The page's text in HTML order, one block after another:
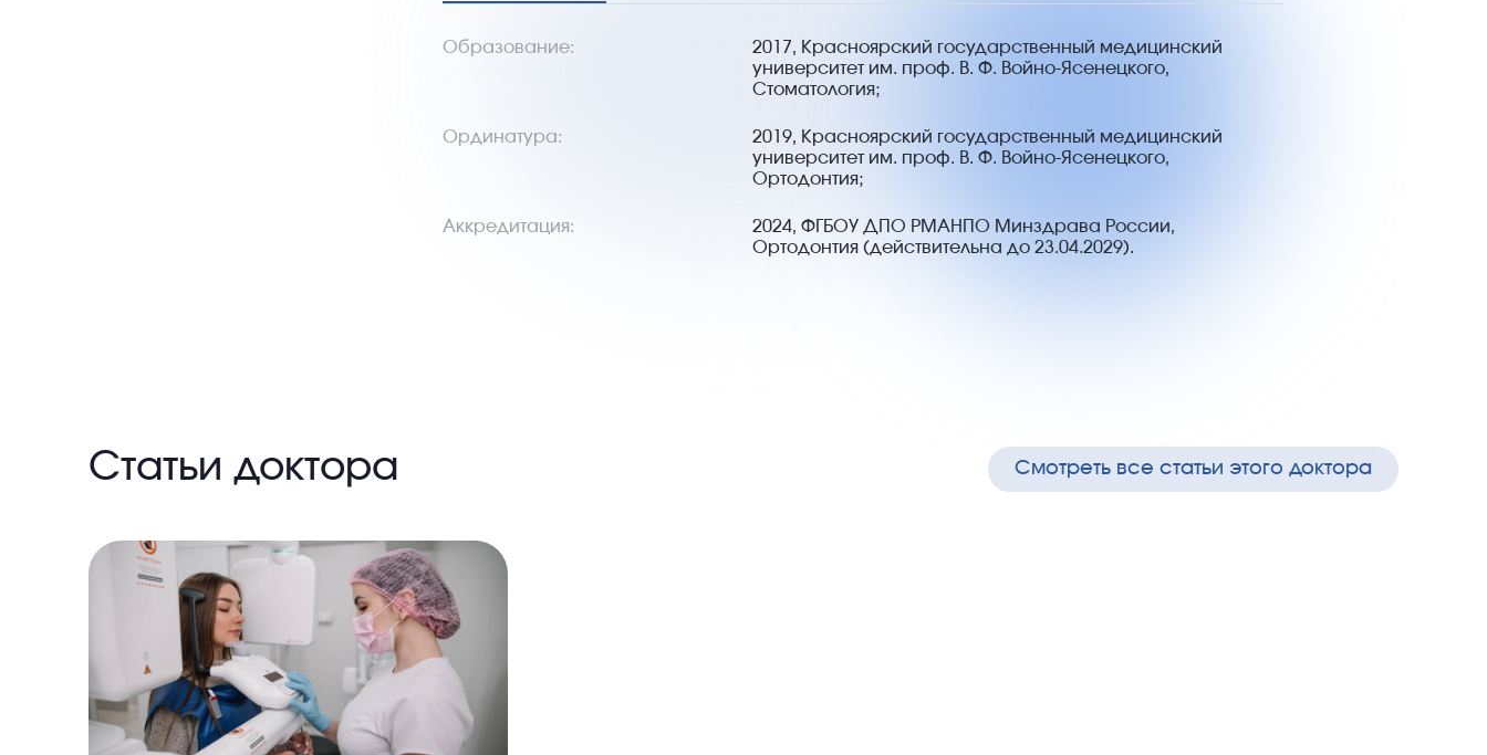
Образование:
2017, Красноярский государственный медицинский
университет им. проф. В. Ф. Войно-Ясенецкого,
Стоматология;
Ординатура:
2019, Красноярский государственный медицинский
университет им. проф. В. Ф. Войно-Ясенецкого,
Ортодонтия;
Аккредитация:
2024, ФГБОУ ДПО РМАНПО Минздрава России,
Ортодонтия (действительна до 23.04.2029).
Статьи доктора Смотреть все статьи этого доктора